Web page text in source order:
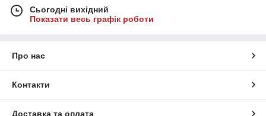
Сьогодні вихідний
Показати весь графік роботи
Про нас
Контакти
Доставка та оплата